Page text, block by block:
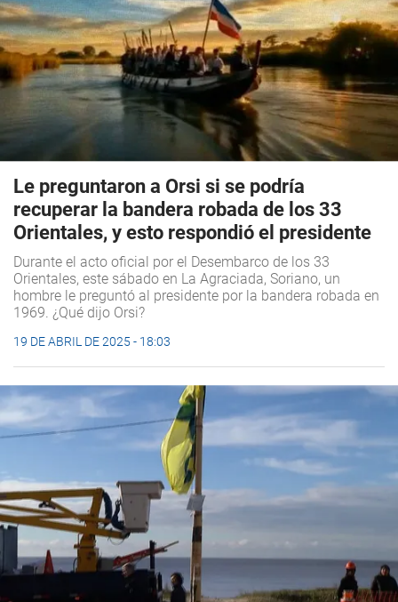
Le preguntaron a Orsi si se podría
recuperar la bandera robada de los 33
Orientales, y esto respondió el presidente
Durante el acto oficial por el Desembarco de los 33
Orientales, este sábado en La Agraciada, Soriano, un
hombre le preguntó al presidente por la bandera robada en
1969. ¿Qué dijo Orsi?
19 DE ABRIL DE 2025 - 18:03